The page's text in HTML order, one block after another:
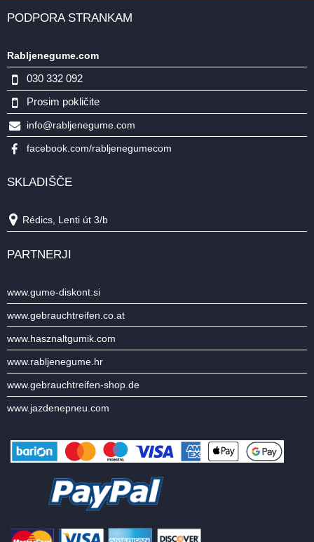
PODPORA STRANKAM
Rabljenegume.com
030 332 092
Prosim pokličite
info@rabljenegume.com
facebook.com/rabljenegumecom
SKLADIŠČE
Rédics, Lenti út 3/b
PARTNERJI
www.gume-diskont.si
www.gebrauchtreifen.co.at
www.hasznaltgumik.com
www.rabljenegume.hr
www.gebrauchtreifen-shop.de
www.jazdenepneu.com